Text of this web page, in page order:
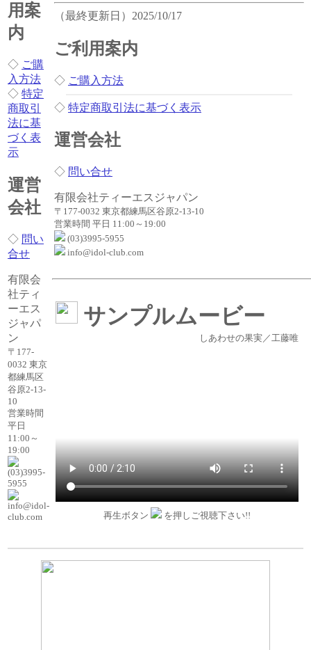
用案
内
◇ ご購
入方法
◇ 特定
商取引
法に基
づく表
示
運営
会社
◇ 問い
合せ
有限会
社ティ
ーエス
ジャパ
ン
〒177-
0032 東京
都練馬区
谷原2-13-
10
営業時間
平日
11:00～
19:00
(03)3995-
5955
info@idol-
club.com
（最終更新日）2025/10/17
ご利用案内
◇ ご購入方法
◇ 特定商取引法に基づく表示
運営会社
◇ 問い合せ
有限会社ティーエスジャパン
〒177-0032 東京都練馬区谷原2-13-10
営業時間 平日 11:00～19:00
(03)3995-5955
info@idol-club.com
サンプルムービー
しあわせの果実／工藤唯
再生ボタン を押しご視聴下さい!!